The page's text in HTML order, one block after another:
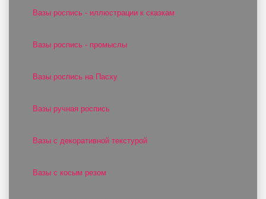
Вазы роспись - иллюстрации к сказкам
Вазы роспись - промыслы
Вазы роспись на Пасху
Вазы ручная роспись
Вазы с декоративной текстурой
Вазы с косым резом